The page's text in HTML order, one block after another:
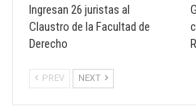
Ingresan 26 juristas al
Claustro de la Facultad de
Derecho
PREV NEXT